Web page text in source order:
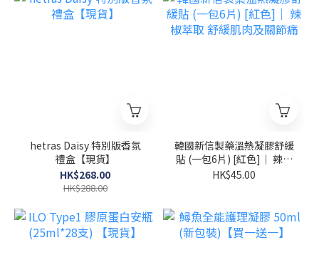
hetras Daisy 特別版香氛
禮盒【現貨】
HK$268.00
HK$288.00
韓國新信製藥溫熱凝膠舒緩
貼 (一包6片) [紅色]｜ 辣椒
萃取 舒緩肌肉及關節痛
HK$45.00